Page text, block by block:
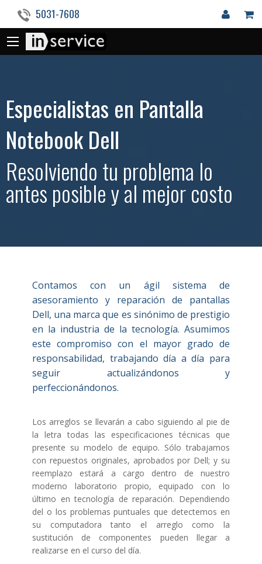
5031-7608
Especialistas en Pantalla
Notebook Dell
Resolviendo tu problema lo
antes posible y al mejor costo
Contamos con un ágil sistema de
asesoramiento y reparación de pantallas
Dell, una marca que es sinónimo de prestigio
en la industria de la tecnología. Asumimos
este compromiso con el mayor grado de
responsabilidad, trabajando día a día para
seguir actualizándonos y
perfeccionándonos.
Los arreglos se llevarán a cabo siguiendo al pie de
la letra todas las especificaciones técnicas que
presente su modelo de equipo. Sólo trabajamos
con repuestos originales, aprobados por Dell; y su
reemplazo estará a cargo dentro de nuestro
moderno laboratorio propio, equipado con lo
último en tecnología de reparación. Dependiendo
del o los problemas puntuales que detectemos en
su computadora tanto el arreglo como la
sustitución de componentes pueden llegar a
realizarse en el curso del día.